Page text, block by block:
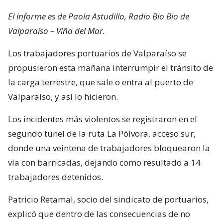
El informe es de Paola Astudillo, Radio Bio Bio de
Valparaíso – Viña del Mar.
Los trabajadores portuarios de Valparaíso se
propusieron esta mañana interrumpir el tránsito de
la carga terrestre, que sale o entra al puerto de
Valparaíso, y así lo hicieron.
Los incidentes más violentos se registraron en el
segundo túnel de la ruta La Pólvora, acceso sur,
donde una veintena de trabajadores bloquearon la
vía con barricadas, dejando como resultado a 14
trabajadores detenidos.
Patricio Retamal, socio del sindicato de portuarios,
explicó que dentro de las consecuencias de no